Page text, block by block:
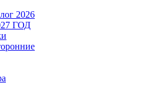
2026
ГОД